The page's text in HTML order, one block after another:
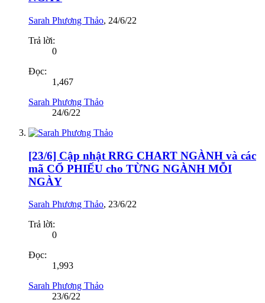
Sarah Phương Thảo, 24/6/22
Trả lời:
0
Đọc:
1,467
Sarah Phương Thảo
24/6/22
[23/6] Cập nhật RRG CHART NGÀNH và các
mã CỔ PHIẾU cho TỪNG NGÀNH MỖI
NGÀY
Sarah Phương Thảo, 23/6/22
Trả lời:
0
Đọc:
1,993
Sarah Phương Thảo
23/6/22